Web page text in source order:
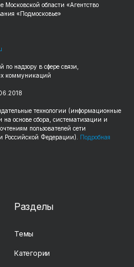
Московской области «Агентство
«Подмосковье»
надзору в сфере связи,
коммуникаций
технологии (информационные
основе сбора, систематизации и
пользователей сети
Российской Федерации). Подробная
Разделы
Темы
Категории